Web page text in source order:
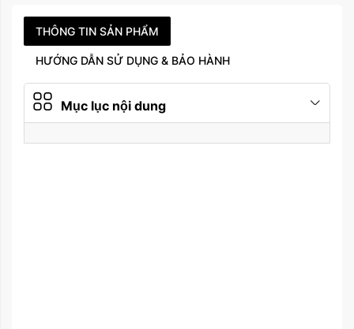
Tình trạng sản phẩm
/ Máy like new
(Updating)
THÔNG TIN SẢN PHẨM
HƯỚNG DẪN SỬ DỤNG & BẢO HÀNH
Mục lục nội dung